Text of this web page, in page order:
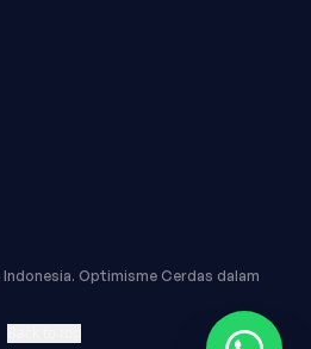
Optimisme Cerdas dalam